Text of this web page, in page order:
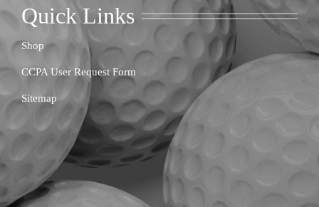
Quick Links
Shop
CCPA User Request Form
Sitemap